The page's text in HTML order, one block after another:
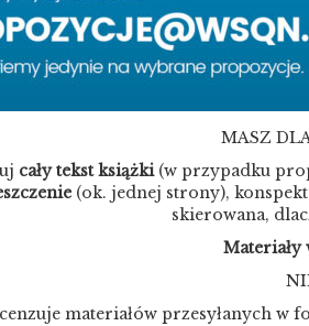
MASZ
cały tekst książki(w przypadku
(ok. jednej strony),
skierowana,
Materiały
materiałów przesyłanych w